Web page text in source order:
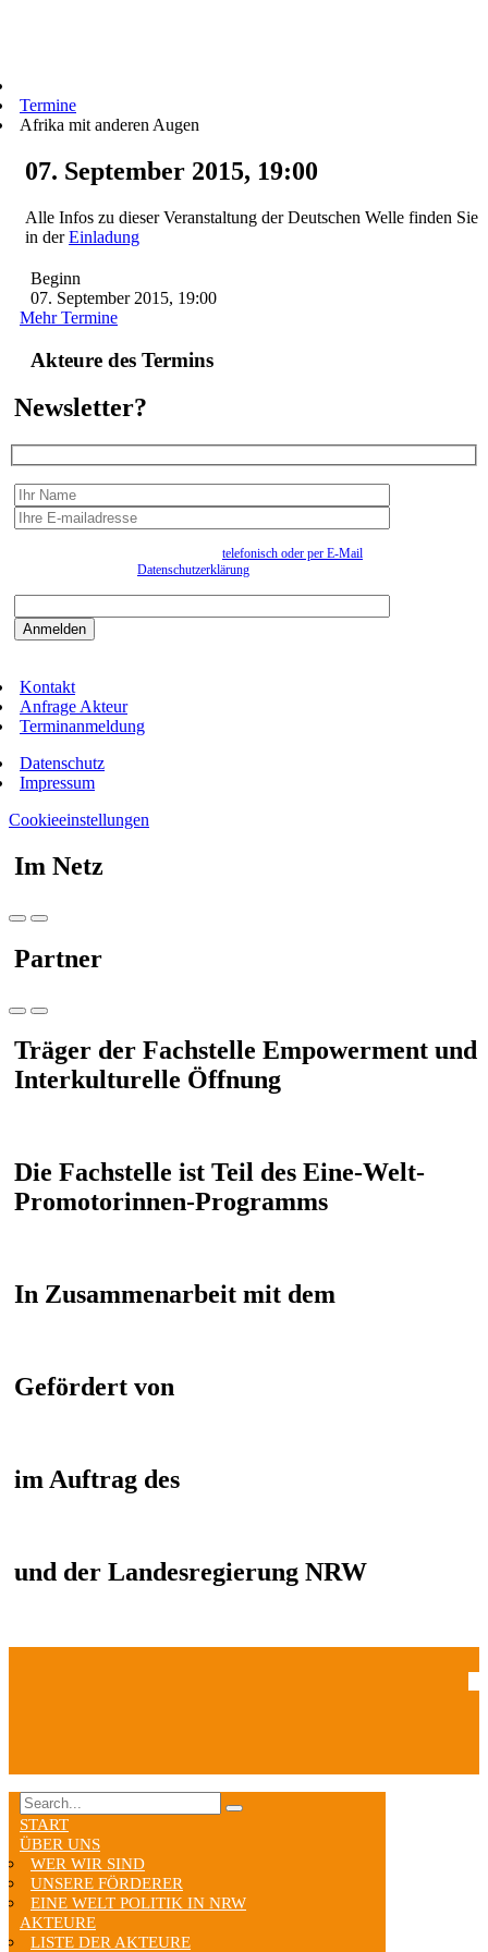
Termine
Afrika mit anderen Augen
07. September 2015, 19:00
Alle Infos zu dieser Veranstaltung der Deutschen Welle finden Sie
in derEinladung
Beginn
07. September 2015, 19:00
Mehr Termine
Akteure des Termins
Newsletter?
telefonisch oder per E-Mail
Datenschutzerklärung
Kontakt
Anfrage Akteur
Terminanmeldung
Datenschutz
Impressum
Cookieeinstellungen
Im Netz
Partner
Träger der Fachstelle Empowerment und
Interkulturelle Öffnung
Die Fachstelle ist Teil des Eine-Welt-
Promotorinnen-Programms
In Zusammenarbeit mit dem
Gefördert von
im Auftrag des
und der Landesregierung NRW
START
ÜBER UNS
WER WIR SIND
UNSERE FÖRDERER
EINE WELT POLITIK IN NRW
AKTEURE
LISTE DER AKTEURE